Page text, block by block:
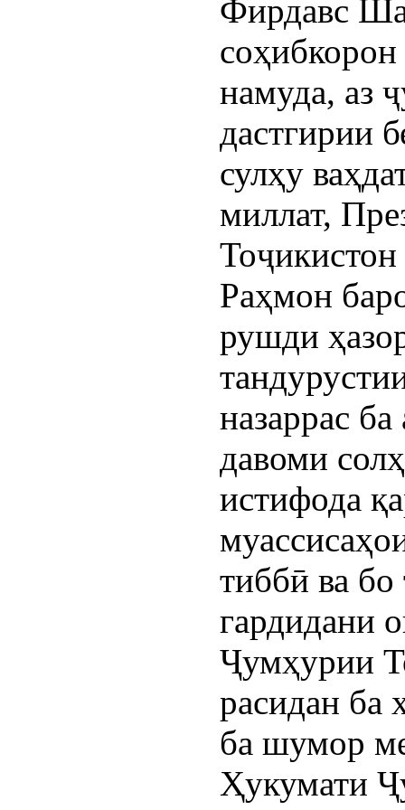
Фирдавс
намуда, аз
дастгирии
сулҳу
миллат,
Раҳмон
рушди
назаррас
давоми
истифода
тиббӣ ва
гардидани
Ҷумҳурии
расидан ба
ба шумор
Ҳукумати